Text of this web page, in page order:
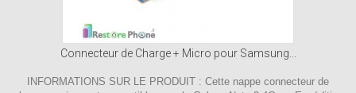
Connecteur de Charge + Micro pour Samsung...
INFORMATIONS SUR LE PRODUIT : Cette nappe connecteur de